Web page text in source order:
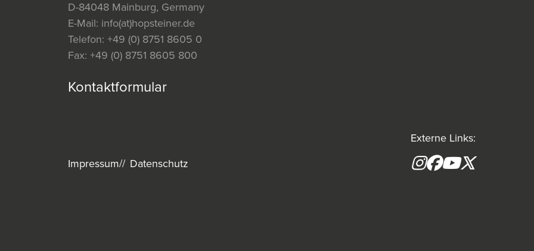
D-84048 Mainburg, Germany
E-Mail: info(at)hopsteiner.de
Telefon: +49 (0) 8751 8605 0
Fax: +49 (0) 8751 8605 800
Kontaktformular
Externe Links:
Instagram
Facebook
YouTube
Impressum Datenschutz